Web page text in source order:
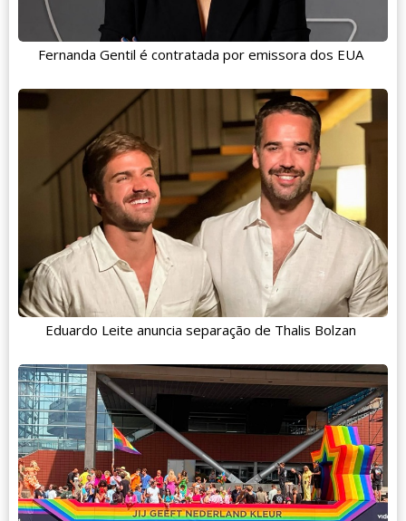
Fernanda Gentil é contratada por emissora dos EUA
Eduardo Leite anuncia separação de Thalis Bolzan